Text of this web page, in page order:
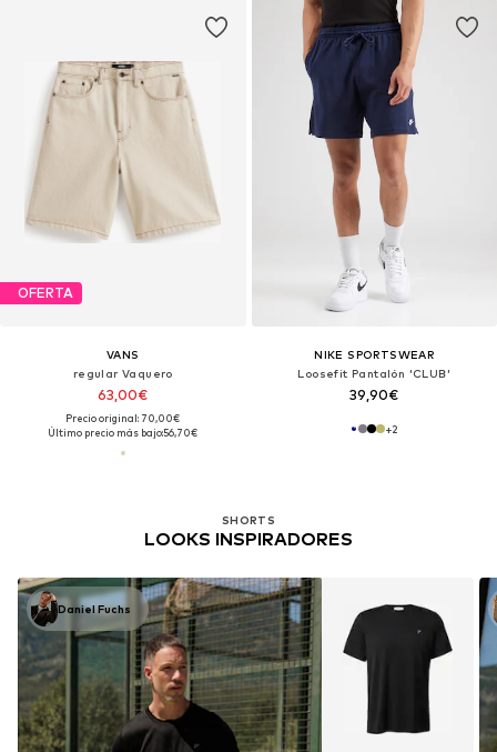
OFERTA
VANS
regular Vaquero
63,00€
Precio original: 70,00€
Último precio más bajo:56,70€
SHORTS
LOOKS INSPIRADORES
Daniel Fuchs
NIKE SPORTSWEAR
Loosefit Pantalón 'CLUB'
39,90€
+2